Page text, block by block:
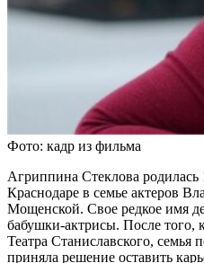
Фото: кадр из фильма
Агриппина Стеклова родилась
Краснодаре в семье актеров
Мощенской. Свое редкое имя
бабушки-актрисы. После того,
Театра Станиславского, семья
приняла решение оставить